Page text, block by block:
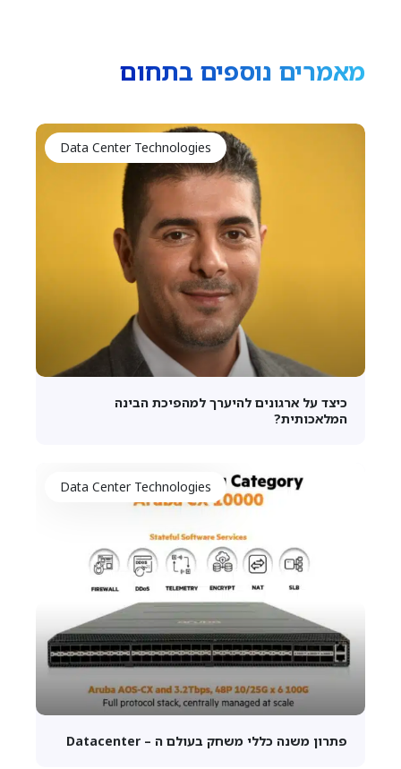
מאמרים נוספים בתחום
Data Center Technologies
כיצד על ארגונים להיערך למהפיכת הבינה
המלאכותית?
Data Center Technologies
פתרון משנה כללי משחק בעולם ה – Datacenter